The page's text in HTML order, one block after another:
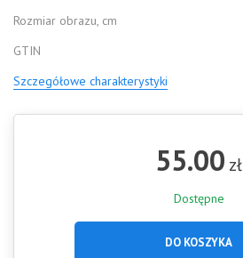
Rozmiar obrazu, cm
GTIN
Szczegółowe charakterystyki
55.00 zł
Dostępne
DO KOSZYKA